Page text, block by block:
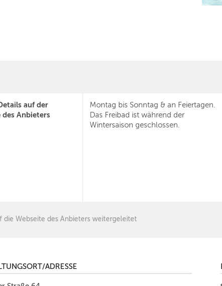
auf der
des Anbieters
Montag bis Sonntag & an Feiertagen.
Das Freibad ist während der
Wintersaison geschlossen.
die Webseite des Anbieters weitergeleitet
ADRESSE